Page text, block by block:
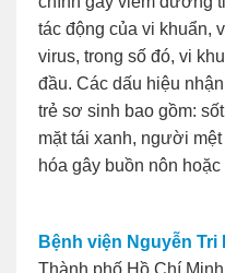
tác động của vi khuẩn,
virus, trong số đó, vi
đầu. Các dấu hiệu
trẻ sơ sinh bao gồm:
mặt tái xanh, người
hóa gây buồn nôn hoặc
Bệnh viện Nguyễn
Thành phố Hồ Chí Minh